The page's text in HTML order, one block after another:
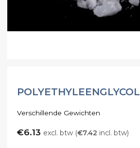
Verschillende Gewichten
€6.13 excl. btw (€7.42 incl. btw)